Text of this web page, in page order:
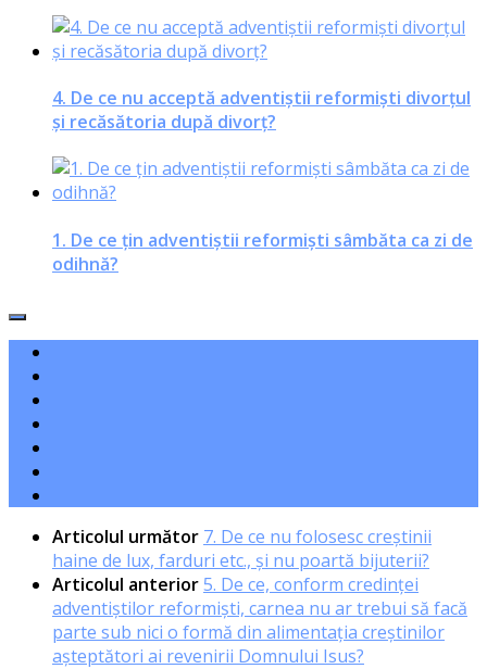
4. De ce nu acceptă adventiştii reformişti divorţul
şi recăsătoria după divorţ?
1. De ce ţin adventiştii reformişti sâmbăta ca zi de
odihnă?
Articolul următor 7. De ce nu folosesc creştinii
haine de lux, farduri etc., şi nu poartă bijuterii?
Articolul anterior5. De ce, conform credinţei
adventiştilor reformişti, carnea nu ar trebui să facă
parte sub nici o formă din alimentaţia creştinilor
aşteptători ai revenirii Domnului Isus?